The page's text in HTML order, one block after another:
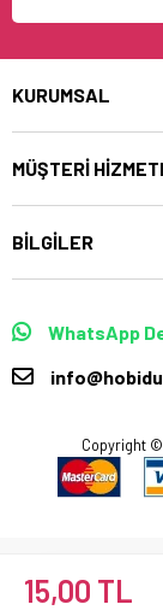
15,00 TL
KURUMSAL
MÜŞTERİ
BİLGİLER
WhatsApp
Copyright ©
Anasayfa